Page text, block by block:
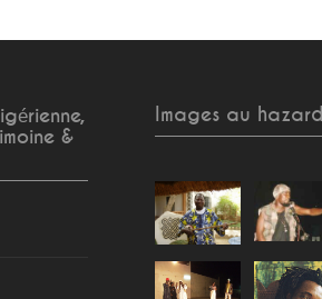
&
Images au hazard